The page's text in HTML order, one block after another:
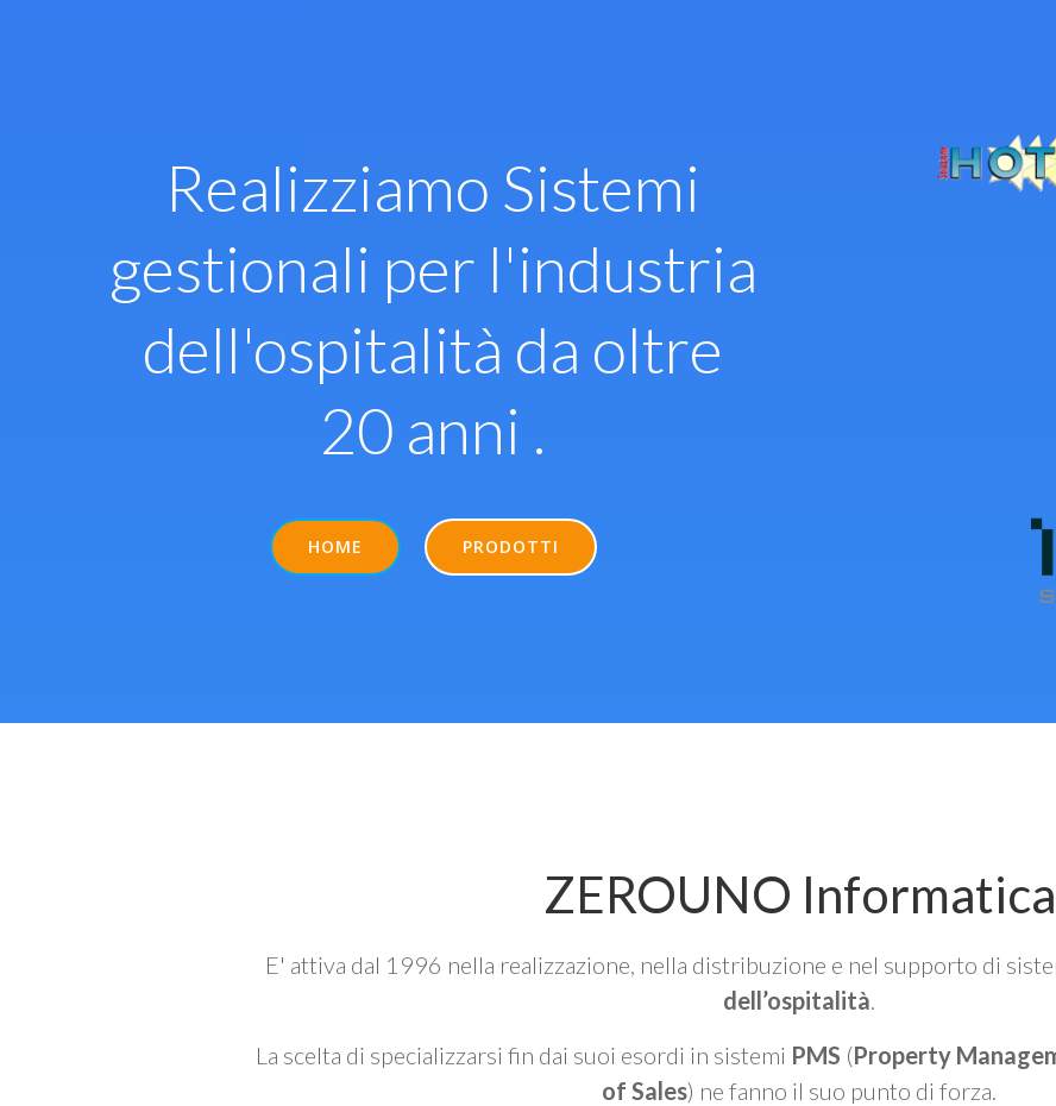
Realizziamo Sistemi
gestionali per l'industria
dell'ospitalità da oltre
20 anni .
HOME PRODOTTI
ZEROUNO Informatica
E' attiva dal 1996 nella realizzazione, nella distribuzione e nel supporto di
dell’ospitalità
La scelta di specializzarsi fin dai suoi esordi in sistemi PMS (Property
of Sales) ne fanno il suo punto di forza.